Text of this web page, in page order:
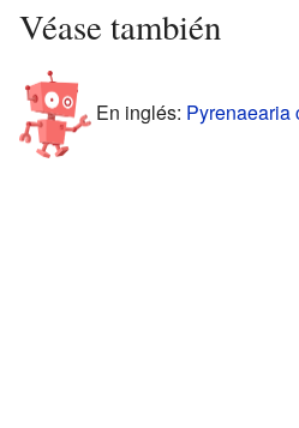
Véase también
En inglés: Pyrenaearia